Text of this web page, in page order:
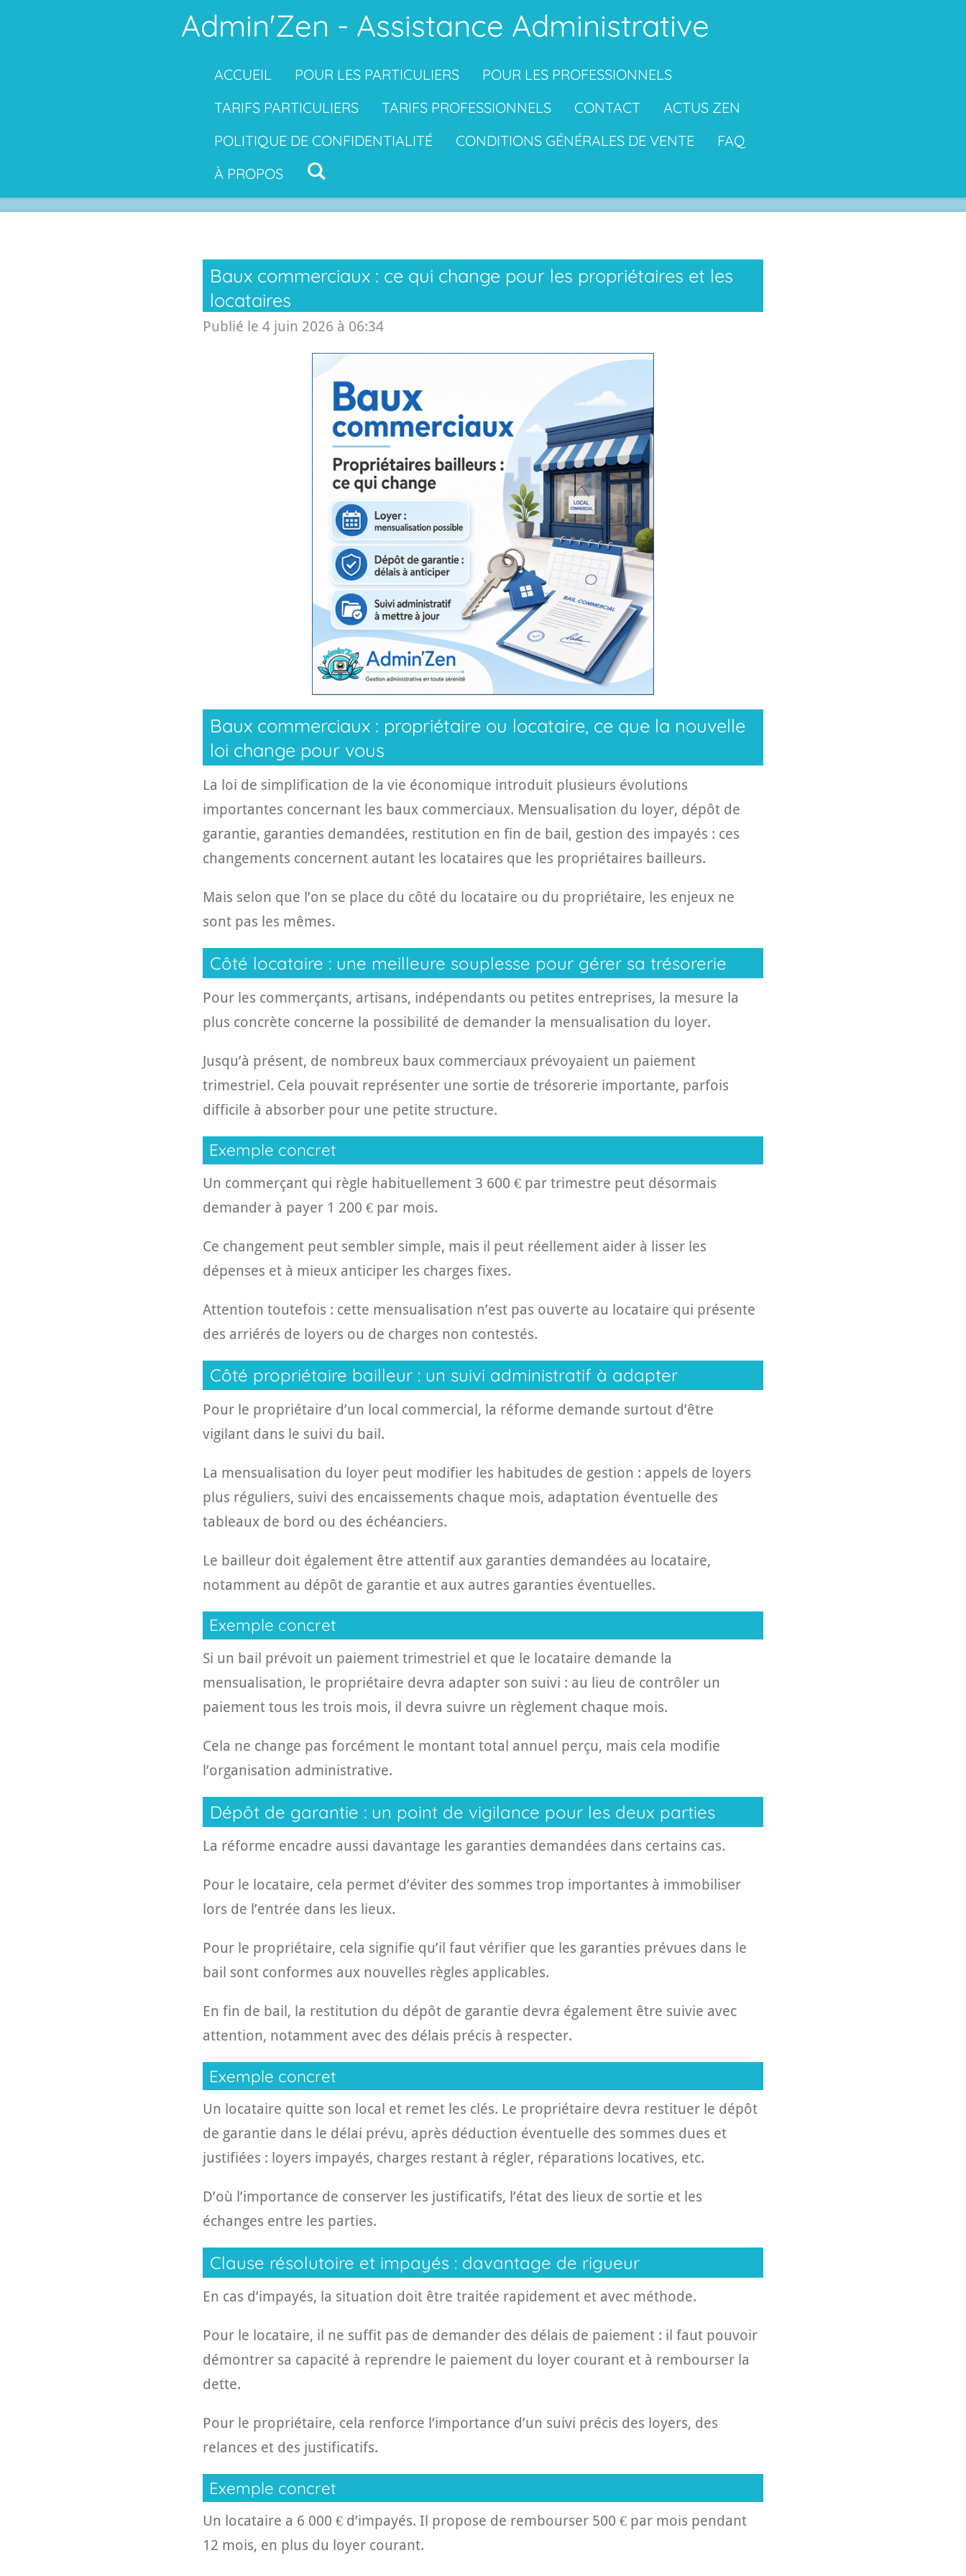
Admin'Zen - Assistance Administrative
ACCUEIL POUR LES PARTICULIERS
POUR LES PROFESSIONNELS
TARIFS PARTICULIERS
TARIFS PROFESSIONNELS CONTACT
ACTUS ZEN
POLITIQUE DE CONFIDENTIALITÉ
CONDITIONS GÉNÉRALES DE VENTE
FAQ
À PROPOS
Baux commerciaux : ce qui change pour les propriétaires et les
locataires
Publié le 4 juin 2026 à 06:34
Baux commerciaux : propriétaire ou locataire, ce que la nouvelle
loi change pour vous
La loi de simplification de la vie économique introduit plusieurs évolutions
importantes concernant les baux commerciaux. Mensualisation du loyer, dépôt de
garantie, garanties demandées, restitution en fin de bail, gestion des impayés : ces
changements concernent autant les locataires que les propriétaires bailleurs.
Mais selon que l’on se place du côté du locataire ou du propriétaire, les enjeux ne
sont pas les mêmes.
Côté locataire : une meilleure souplesse pour gérer sa trésorerie
Pour les commerçants, artisans, indépendants ou petites entreprises, la mesure la
plus concrète concerne la possibilité de demander la mensualisation du loyer.
Jusqu’à présent, de nombreux baux commerciaux prévoyaient un paiement
trimestriel. Cela pouvait représenter une sortie de trésorerie importante, parfois
difficile à absorber pour une petite structure.
Exemple concret
Un commerçant qui règle habituellement 3 600 € par trimestre peut désormais
demander à payer 1 200 € par mois.
Ce changement peut sembler simple, mais il peut réellement aider à lisser les
dépenses et à mieux anticiper les charges fixes.
Attention toutefois : cette mensualisation n’est pas ouverte au locataire qui présente
des arriérés de loyers ou de charges non contestés.
Côté propriétaire bailleur : un suivi administratif à adapter
Pour le propriétaire d’un local commercial, la réforme demande surtout d’être
vigilant dans le suivi du bail.
La mensualisation du loyer peut modifier les habitudes de gestion : appels de loyers
plus réguliers, suivi des encaissements chaque mois, adaptation éventuelle des
tableaux de bord ou des échéanciers.
Le bailleur doit également être attentif aux garanties demandées au locataire,
notamment au dépôt de garantie et aux autres garanties éventuelles.
Exemple concret
Si un bail prévoit un paiement trimestriel et que le locataire demande la
mensualisation, le propriétaire devra adapter son suivi : au lieu de contrôler un
paiement tous les trois mois, il devra suivre un règlement chaque mois.
Cela ne change pas forcément le montant total annuel perçu, mais cela modifie
l’organisation administrative.
Dépôt de garantie : un point de vigilance pour les deux parties
La réforme encadre aussi davantage les garanties demandées dans certains cas.
Pour le locataire, cela permet d’éviter des sommes trop importantes à immobiliser
lors de l’entrée dans les lieux.
Pour le propriétaire, cela signifie qu’il faut vérifier que les garanties prévues dans le
bail sont conformes aux nouvelles règles applicables.
En fin de bail, la restitution du dépôt de garantie devra également être suivie avec
attention, notamment avec des délais précis à respecter.
Exemple concret
Un locataire quitte son local et remet les clés. Le propriétaire devra restituer le dépôt
de garantie dans le délai prévu, après déduction éventuelle des sommes dues et
justifiées : loyers impayés, charges restant à régler, réparations locatives, etc.
D’où l’importance de conserver les justificatifs, l’état des lieux de sortie et les
échanges entre les parties.
Clause résolutoire et impayés : davantage de rigueur
En cas d’impayés, la situation doit être traitée rapidement et avec méthode.
Pour le locataire, il ne suffit pas de demander des délais de paiement : il faut pouvoir
démontrer sa capacité à reprendre le paiement du loyer courant et à rembourser la
dette.
Pour le propriétaire, cela renforce l’importance d’un suivi précis des loyers, des
relances et des justificatifs.
Exemple concret
Un locataire a 6 000 € d’impayés. Il propose de rembourser 500 € par mois pendant
12 mois, en plus du loyer courant.